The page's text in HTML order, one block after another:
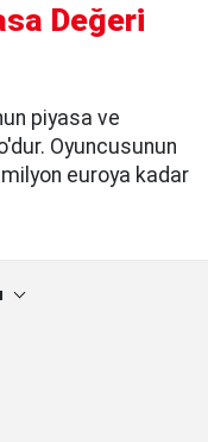
Değeri
piyasa ve
Oyuncusunun
euroya kadar